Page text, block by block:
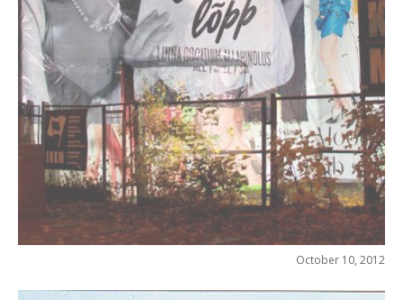
October 10, 2012